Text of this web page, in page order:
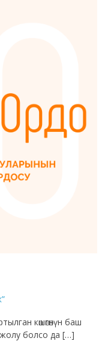
көшөгөнүн баш
болсо да […]